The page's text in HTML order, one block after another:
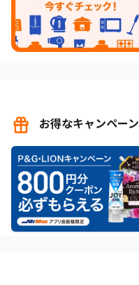
お得なキャンペーン